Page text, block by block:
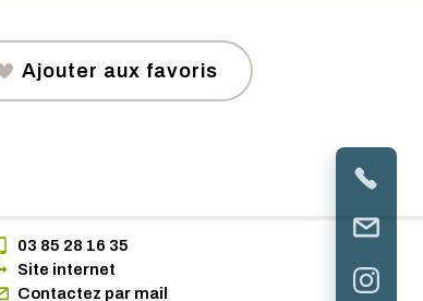
Ajouter aux favoris
03 85 28 16 35
Site internet
Contactez par mail